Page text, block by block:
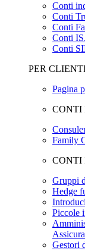
Conti
Conti
Conti
Conti
Conti
PER
Pagina
CONTI
Family
CONTI
Gruppi
Hedge
Piccole
Gestori